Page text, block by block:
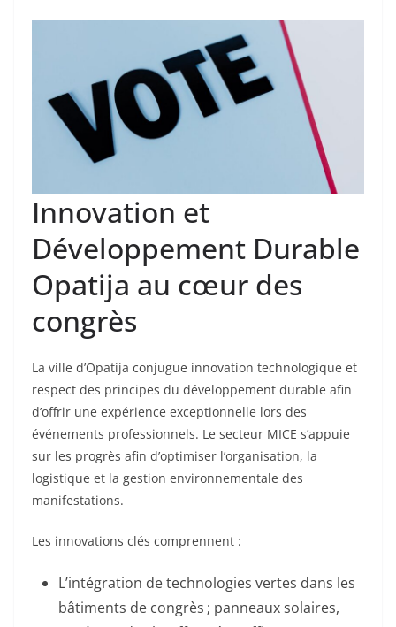
Innovation et
Développement Durable
Opatija au cœur des
congrès
La ville d’Opatija conjugue innovation technologique et
respect des principes du développement durable afin
d’offrir une expérience exceptionnelle lors des
événements professionnels. Le secteur MICE s’appuie
sur les progrès afin d’optimiser l’organisation, la
logistique et la gestion environnementale des
manifestations.
Les innovations clés comprennent :
L’intégration de technologies vertes dans les
bâtiments de congrès ; panneaux solaires,